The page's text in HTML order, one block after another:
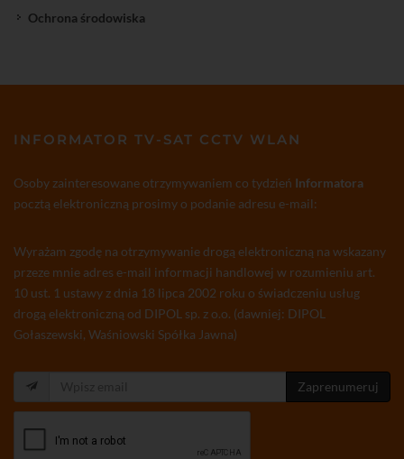
Ochrona środowiska
INFORMATOR TV-SAT CCTV WLAN
Osoby zainteresowane otrzymywaniem co tydzień Informatora
pocztą elektroniczną prosimy o podanie adresu e-mail:
Wyrażam zgodę na otrzymywanie drogą elektroniczną na wskazany
przeze mnie adres e-mail informacji handlowej w rozumieniu art.
10 ust. 1 ustawy z dnia 18 lipca 2002 roku o świadczeniu usług
drogą elektroniczną od DIPOL sp. z o.o. (dawniej: DIPOL
Gołaszewski, Waśniowski Spółka Jawna)
Zaprenumeruj